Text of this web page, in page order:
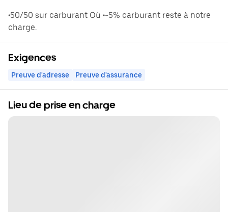
•50/50 sur carburant Où •-5% carburant reste à notre
charge.
Exigences
Preuve d'adresse Preuve d'assurance
Lieu de prise en charge